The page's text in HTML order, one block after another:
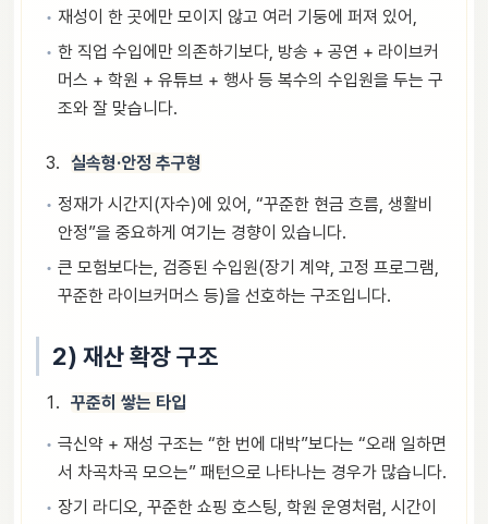
재성이 한 곳에만 모이지 않고 여러 기둥에 퍼져 있어,
한 직업 수입에만 의존하기보다, 방송 + 공연 + 라이브커
머스 + 학원 + 유튜브 + 행사 등 복수의 수입원을 두는 구
조와 잘 맞습니다.
실속형·안정 추구형
정재가 시간지(자수)에 있어, “꾸준한 현금 흐름, 생활비
안정”을 중요하게 여기는 경향이 있습니다.
큰 모험보다는, 검증된 수입원(장기 계약, 고정 프로그램,
꾸준한 라이브커머스 등)을 선호하는 구조입니다.
2) 재산 확장 구조
꾸준히 쌓는 타입
극신약 + 재성 구조는 “한 번에 대박”보다는 “오래 일하면
서 차곡차곡 모으는” 패턴으로 나타나는 경우가 많습니다.
장기 라디오, 꾸준한 쇼핑 호스팅, 학원 운영처럼, 시간이